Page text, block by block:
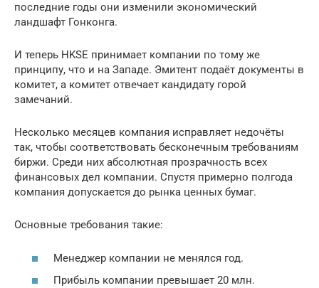
последние годы они изменили экономический
ландшафт Гонконга.
И теперь HKSE принимает компании по тому же
принципу, что и на Западе. Эмитент подаёт документы в
комитет, а комитет отвечает кандидату горой
замечаний.
Несколько месяцев компания исправляет недочёты
так, чтобы соответствовать бесконечным требованиям
биржи. Среди них абсолютная прозрачность всех
финансовых дел компании. Спустя примерно полгода
компания допускается до рынка ценных бумаг.
Основные требования такие:
Менеджер компании не менялся год.
Прибыль компании превышает 20 млн.